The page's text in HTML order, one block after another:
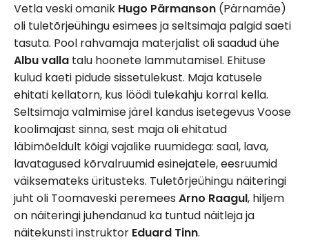
Vetla veski omanik Hugo Pärmanson (Pärnamäe)
oli tuletõrjeühingu esimees ja seltsimaja palgid saeti
tasuta. Pool rahvamaja materjalist oli saadud ühe
Albu valla talu hoonete lammutamisel. Ehituse
kulud kaeti pidude sissetulekust. Maja katusele
ehitati kellatorn, kus löödi tulekahju korral kella.
Seltsimaja valmimise järel kandus isetegevus Voose
koolimajast sinna, sest maja oli ehitatud
läbimõeldult kõigi vajalike ruumidega: saal, lava,
lavatagused kõrvalruumid esinejatele, eesruumid
väiksemateks üritusteks. Tuletõrjeühingu näiteringi
juht oli Toomaveski peremees Arno Raagul, hiljem
on näiteringi juhendanud ka tuntud näitleja ja
näitekunsti instruktor Eduard Tinn.